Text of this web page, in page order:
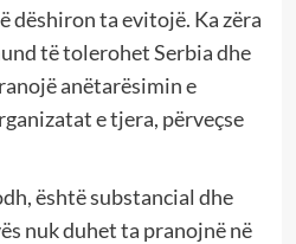
dëshiron ta evitojë. Ka zëra
të tolerohet Serbia dhe
anëtarësimin e
e tjera, përveçse
është substancial dhe
nuk duhet ta pranojnë në